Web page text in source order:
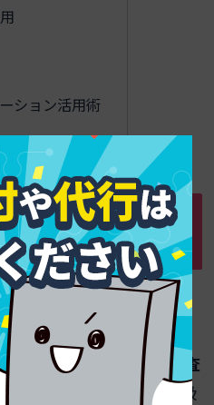
ション活用術
のリアルな仕組
査 、利用時は
利用者審査
能です。加盟店側は取扱